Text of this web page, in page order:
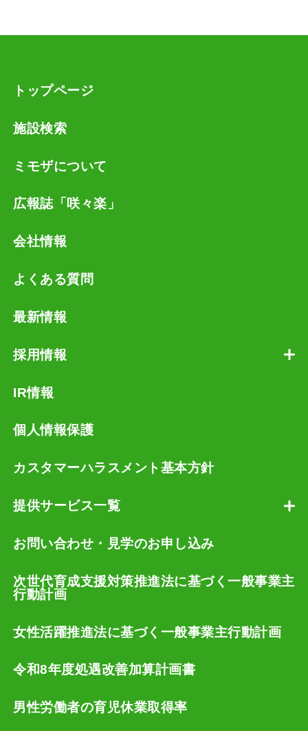
トップページ
施設検索
ミモザについて
広報誌「咲々楽」
会社情報
よくある質問
最新情報
採用情報
IR情報
個人情報保護
カスタマーハラスメント基本方針
提供サービス一覧
お問い合わせ・見学のお申し込み
次世代育成支援対策推進法に基づく一般事業主
行動計画
女性活躍推進法に基づく一般事業主行動計画
令和8年度処遇改善加算計画書
男性労働者の育児休業取得率